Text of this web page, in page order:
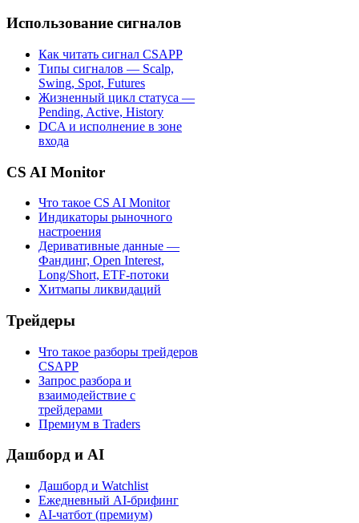
Использование сигналов
Как читать сигнал CSAPP
Типы сигналов — Scalp,
Swing, Spot, Futures
Жизненный цикл статуса —
Pending, Active, History
DCA и исполнение в зоне
входа
CS AI Monitor
Что такое CS AI Monitor
Индикаторы рыночного
настроения
Деривативные данные —
Фандинг, Open Interest,
Long/Short, ETF-потоки
Хитмапы ликвидаций
Трейдеры
Что такое разборы трейдеров
CSAPP
Запрос разбора и
взаимодействие с
трейдерами
Премиум в Traders
Дашборд и AI
Дашборд и Watchlist
Ежедневный AI-брифинг
AI-чатбот (премиум)